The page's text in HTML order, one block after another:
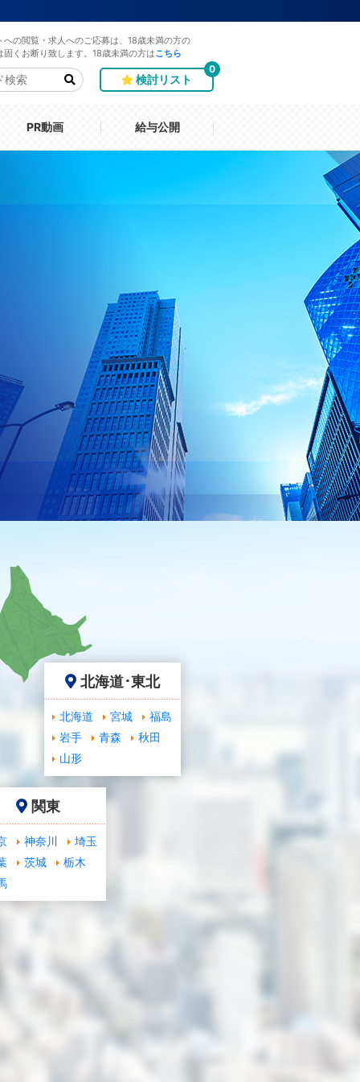
への閲覧・求人へのご応募は、18歳未満の方の
固くお断り致します。18歳未満の方は こちら
検討リスト
0
PR動画 給与公開
関東
神奈川
埼玉
茨城
栃木
北海道･東北
北海道 宮城
福島
岩手
青森
秋田
山形